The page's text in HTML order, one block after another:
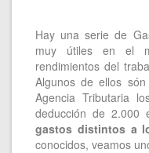
Hay una serie de
muy útiles en el
rendimientos del
Algunos de ellos
Agencia Tributaria
deducción de 2.000
gastos distintos a
conocidos, veamos